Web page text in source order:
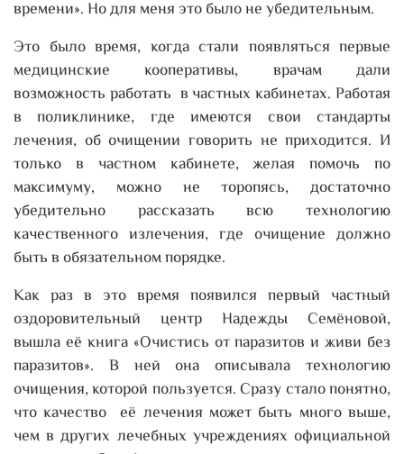
времени». Но для меня это было не убедительным.
Это было время, когда стали появляться первые
медицинские кооперативы, врачам дали
возможность работать в частных кабинетах. Работая
в поликлинике, где имеются свои стандарты
лечения, об очищении говорить не приходится. И
только в частном кабинете, желая помочь по
максимуму, можно не торопясь, достаточно
убедительно рассказать всю технологию
качественного излечения, где очищение должно
быть в обязательном порядке.
Как раз в это время появился первый частный
оздоровительный центр Надежды Семёновой,
вышла её книга «Очистись от паразитов и живи без
паразитов». В ней она описывала технологию
очищения, которой пользуется. Сразу стало понятно,
что качество её лечения может быть много выше,
чем в других лечебных учреждениях официальной